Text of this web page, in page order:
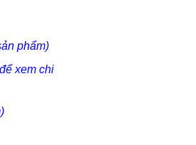
phẩm)
xem chi